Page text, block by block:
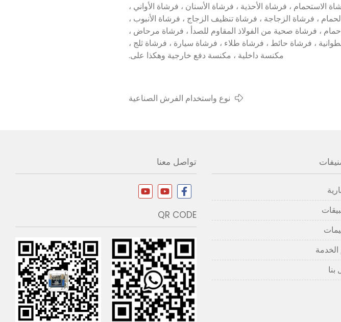
، فرشاة الأحذية ، فرشاة الأسنان ، فرشاة الأواني ،
، فرشاة الزجاجة ، فرشاة تنظيف الزجاج ، فرشاة الأنبوب ،
، فرشاة صحية من الفولاذ المقاوم للصدأ ، فرشاة مرحاض ،
، فرشاة حائط ، فرشاة طلاء ، فرشاة سيارة ، فرشاة ثلج ،
مكنسة داخلية ، مكنسة دفع خارجية وهكذا على.
نوع واستخدام الفرش الصناعية
تواصل معنا
QR CODE